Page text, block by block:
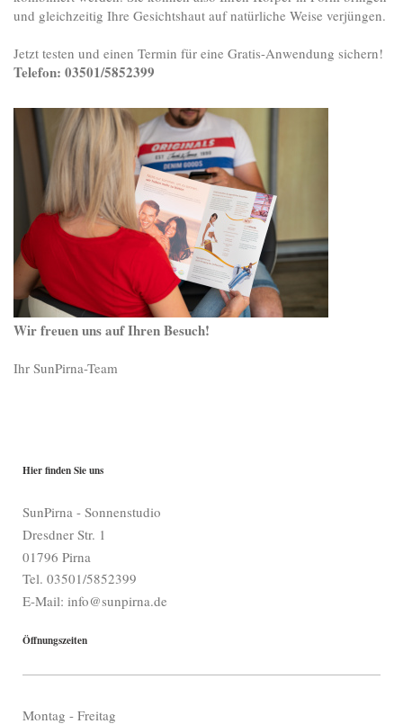
und gleichzeitig Ihre Gesichtshaut auf natürliche Weise verjüngen.
Jetzt testen und einen Termin für eine Gratis-Anwendung sichern!
Telefon: 03501/5852399
Wir freuen uns auf Ihren Besuch!
Ihr SunPirna-Team
Hier finden Sie uns
SunPirna - Sonnenstudio
Dresdner Str. 1
01796 Pirna
Tel. 03501/5852399
E-Mail: info@sunpirna.de
Öffnungszeiten
Montag - Freitag